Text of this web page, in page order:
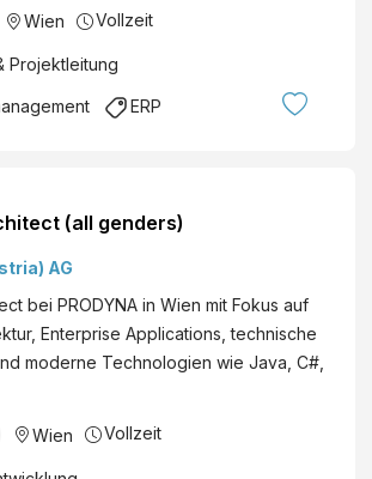
Wien Vollzeit
Projektleitung
ERP
(all genders)
AG
bei PRODYNA in Wien mit Fokus auf
Enterprise Applications, technische
moderne Technologien wie Java, C#,
Wien Vollzeit